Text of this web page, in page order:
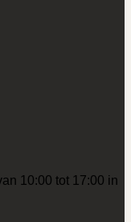
10:00 tot 17:00 in